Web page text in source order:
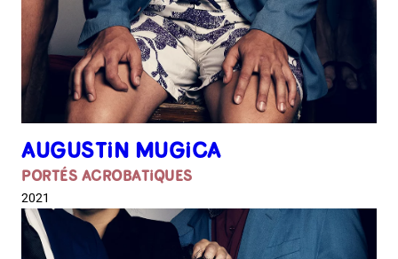
AUGUSTIN MUGICA
PORTÉS ACROBATIQUES
2021